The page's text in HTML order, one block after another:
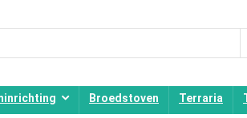
Broedstoven Terraria